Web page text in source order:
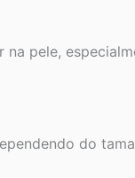
pele,
do